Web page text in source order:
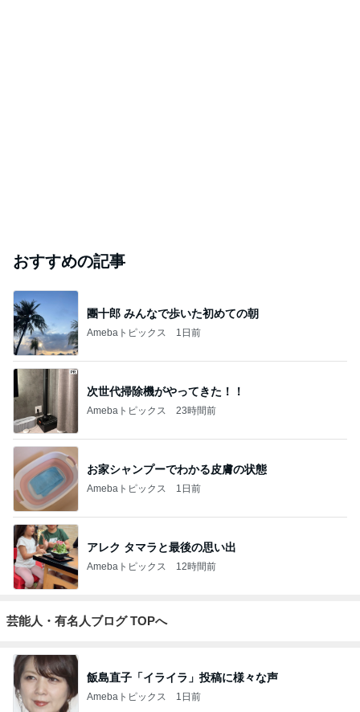
おすすめの記事
團十郎 みんなで歩いた初めての朝
Amebaトピックス 1日前
次世代掃除機がやってきた！！
Amebaトピックス 23時間前
お家シャンプーでわかる皮膚の状態
Amebaトピックス 1日前
アレク タマラと最後の思い出
Amebaトピックス 12時間前
芸能人・有名人ブログ TOPへ
飯島直子「イライラ」投稿に様々な声
Amebaトピックス 1日前